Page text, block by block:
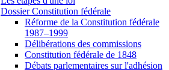
Dossier Constitution fédérale
Réforme de la Constitution fédérale
1987–1999
Délibérations des commissions
Constitution fédérale de 1848
Débats parlementaires sur l'adhésion